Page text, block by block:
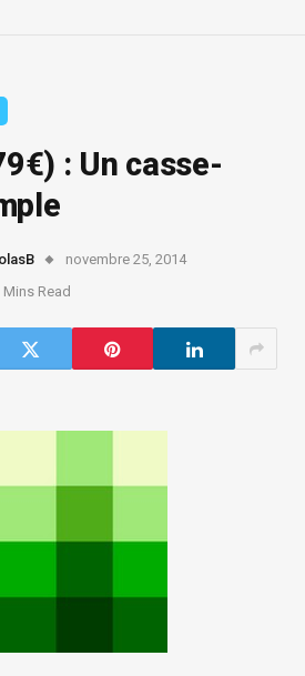
: Un casse-
novembre 25, 2014
Mins Read